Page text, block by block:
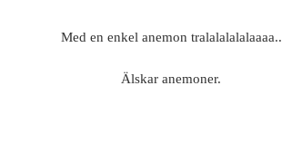
Med en enkel anemon tralalalalalaaaa..
Älskar anemoner.